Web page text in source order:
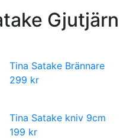
Gjutjärn
Tina Satake Brännare
299 kr
Tina Satake kniv 9cm
199 kr